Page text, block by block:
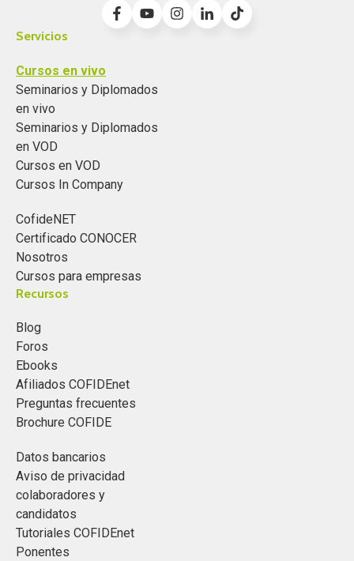
Servicios
Cursos en vivo
Seminarios y Diplomados
en vivo
Seminarios y Diplomados
en VOD
Cursos en VOD
Cursos In Company
CofideNET
Certificado CONOCER
Nosotros
Cursos para empresas
Recursos
Blog
Foros
Ebooks
Afiliados COFIDEnet
Preguntas frecuentes
Brochure COFIDE
Datos bancarios
Aviso de privacidad
colaboradores y
candidatos
Tutoriales COFIDEnet
Ponentes